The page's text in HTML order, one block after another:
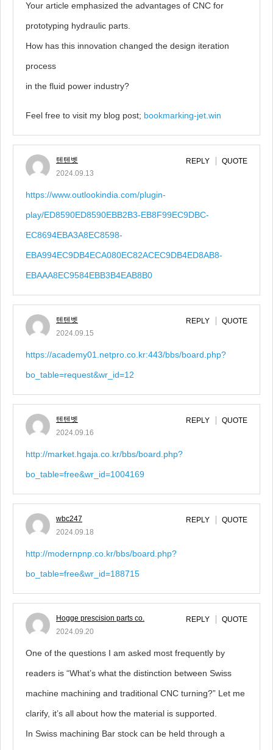
Your article emphasized the advantages of CNC for
prototyping hydraulic parts.
How has this innovation changed the design iteration
process
in the fluid power industry?
Feel free to visit my blog post; bookmarking-jet.win
텐텐벳
2024.09.13
REPLY QUOTE
https://www.outlookindia.com/plugin-
play/ED8590ED8590EBB2B3-EB8F99EC9DBC-
EC8694EBA3A8EC8598-
EBA994EC9DB4ECA080EC82ACEC9DB4ED8AB8-
EBAAA8EC9584EBB3B4EAB8B0
텐텐벳
2024.09.15
REPLY QUOTE
https://academy01.netpro.co.kr:443/bbs/board.php?
bo_table=request&wr_id=12
텐텐벳
2024.09.16
REPLY QUOTE
http://market.hgaja.co.kr/bbs/board.php?
bo_table=free&wr_id=1004169
wbc247
2024.09.18
REPLY QUOTE
http://modernpnp.co.kr/bbs/board.php?
bo_table=free&wr_id=188715
Hogge prescision parts co.
2024.09.20
REPLY QUOTE
One of the questions I am asked most frequently by
readers is “What’s what the distinction between Swiss
machine machining and traditional CNC turning?” Let me
clarify, it’s all about how the material is supported.
In Swiss machining Bar stock can be held through a